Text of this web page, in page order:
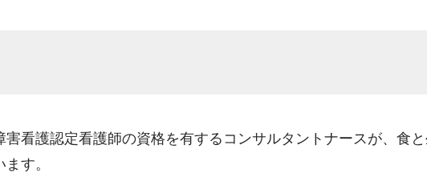
看護認定看護師の資格を有するコンサルタントナースが、食
す。